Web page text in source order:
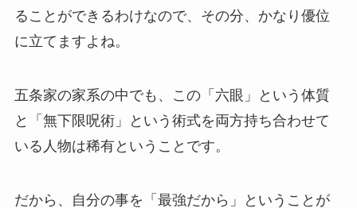
ることができるわけなので、その分、かなり優位
に立てますよね。
五条家の家系の中でも、この「六眼」という体質
と「無下限呪術」という術式を両方持ち合わせて
いる人物は稀有ということです。
だから、自分の事を「最強だから」ということが